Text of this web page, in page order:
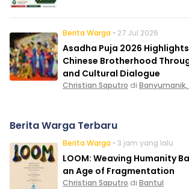
Berita Warga • 27 Jul 2026
Asadha Puja 2026
Chinese Brotherhood
and Cultural Dialogue
Christian Saputro di
Berita Warga Terbaru
Berita Warga • 3 jam yang lalu
LOOM: Weaving Humanity
an Age of Fragmentation
Christian Saputro di Bantul